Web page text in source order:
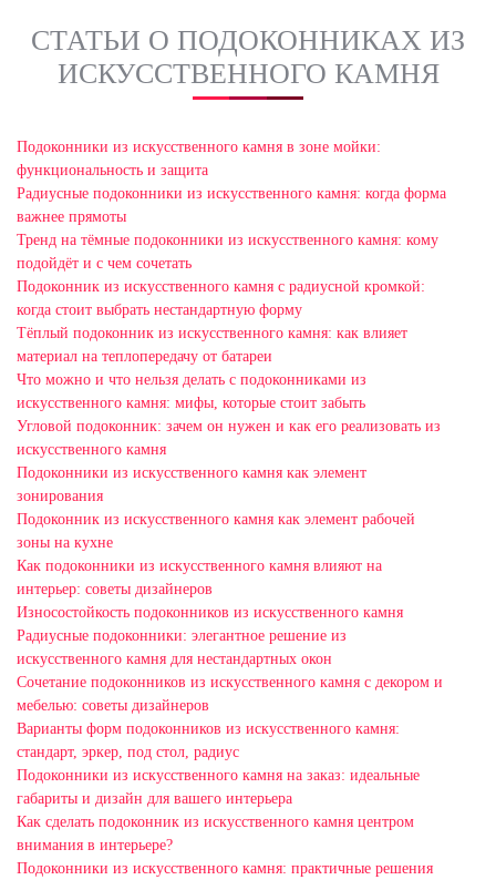
СТАТЬИ О ПОДОКОННИКАХ ИЗ
ИСКУССТВЕННОГО КАМНЯ
Подоконники из искусственного камня в зоне мойки:
функциональность и защита
Радиусные подоконники из искусственного камня: когда форма
важнее прямоты
Тренд на тёмные подоконники из искусственного камня: кому
подойдёт и с чем сочетать
Подоконник из искусственного камня с радиусной кромкой:
когда стоит выбрать нестандартную форму
Тёплый подоконник из искусственного камня: как влияет
материал на теплопередачу от батареи
Что можно и что нельзя делать с подоконниками из
искусственного камня: мифы, которые стоит забыть
Угловой подоконник: зачем он нужен и как его реализовать из
искусственного камня
Подоконники из искусственного камня как элемент
зонирования
Подоконник из искусственного камня как элемент рабочей
зоны на кухне
Как подоконники из искусственного камня влияют на
интерьер: советы дизайнеров
Износостойкость подоконников из искусственного камня
Радиусные подоконники: элегантное решение из
искусственного камня для нестандартных окон
Сочетание подоконников из искусственного камня с декором и
мебелью: советы дизайнеров
Варианты форм подоконников из искусственного камня:
стандарт, эркер, под стол, радиус
Подоконники из искусственного камня на заказ: идеальные
габариты и дизайн для вашего интерьера
Как сделать подоконник из искусственного камня центром
внимания в интерьере?
Подоконники из искусственного камня: практичные решения